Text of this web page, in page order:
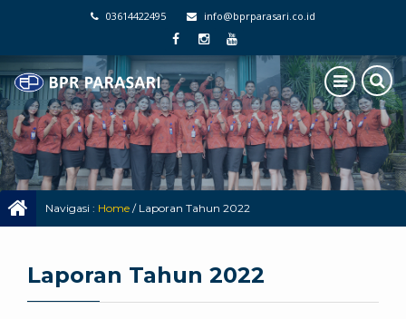
03614422495 info@bprparasari.co.id
Navigasi : Home / Laporan Tahun 2022
Laporan Tahun 2022